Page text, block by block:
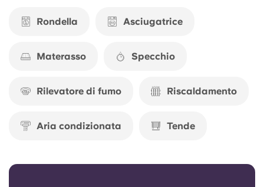
Rondella Asciugatrice
Materasso Specchio
Rilevatore di fumo Riscaldamento
Aria condizionata Tende